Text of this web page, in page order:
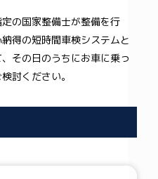
の国家整備士が整備を行
得の短時間車検システムと
その日のうちにお車に乗っ
討ください。